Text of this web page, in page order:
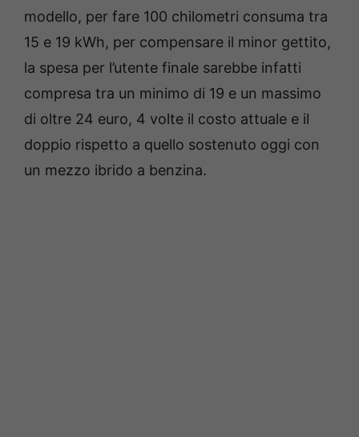
modello, per fare 100 chilometri consuma tra
15 e 19 kWh, per compensare il minor gettito,
la spesa per l’utente finale sarebbe infatti
compresa tra un minimo di 19 e un massimo
di oltre 24 euro, 4 volte il costo attuale e il
doppio rispetto a quello sostenuto oggi con
un mezzo ibrido a benzina.